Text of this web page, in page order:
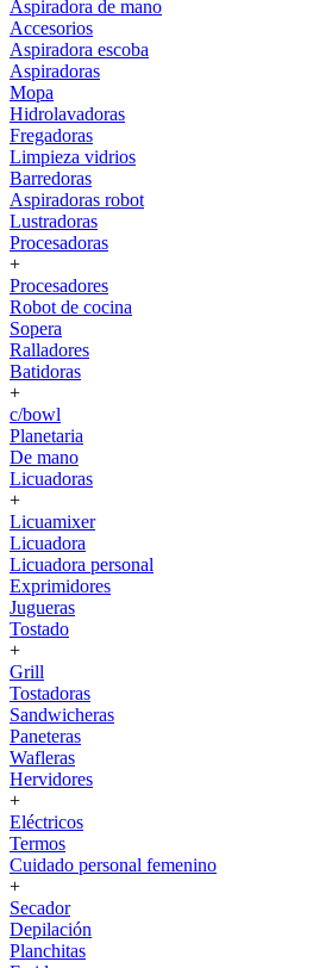
Aspiradora de mano
Accesorios
Aspiradora escoba
Aspiradoras
Mopa
Hidrolavadoras
Fregadoras
Limpieza vidrios
Barredoras
Aspiradoras robot
Lustradoras
Procesadoras
+
Procesadores
Robot de cocina
Sopera
Ralladores
Batidoras
+
c/bowl
Planetaria
De mano
Licuadoras
+
Licuamixer
Licuadora
Licuadora personal
Exprimidores
Jugueras
Tostado
+
Grill
Tostadoras
Sandwicheras
Paneteras
Wafleras
Hervidores
+
Eléctricos
Termos
Cuidado personal femenino
+
Secador
Depilación
Planchitas